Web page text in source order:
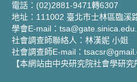
電話：(02)2881-9471轉6307
地址：111002 臺北市士林區臨溪
學會E-mail：
社會調查師聯絡人：林漢妮 小姐
社會調查師E-mail：
【本網站由中央研究院社會學研究